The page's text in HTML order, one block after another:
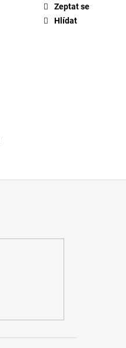
Zeptat se
Hlídat